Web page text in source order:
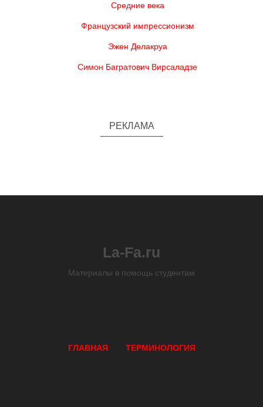
Средние века
Французский импрессионизм
Эжен Делакруа
Симон Багратович Вирсаладзе
РЕКЛАМА
La-Fa.ru
Материалы в помощь студентам
ГЛАВНАЯ ТЕРМИНОЛОГИЯ